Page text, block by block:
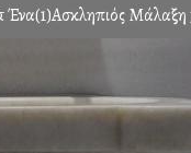
Μάλαξη